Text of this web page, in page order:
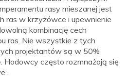
rasy mieszanej jest
ras w krzyżówce i upewnienie
kombinację cech
ras. Nie wszystkie z tych
projektantów są w 50%
Hodowcy często rozmnażają się
.